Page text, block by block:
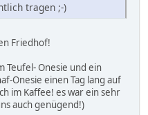
tragen ;-)
Friedhof!
Teufel- Onesie und ein
Onesie einen Tag lang auf
im Kaffee! es war ein sehr
auch genügend!)